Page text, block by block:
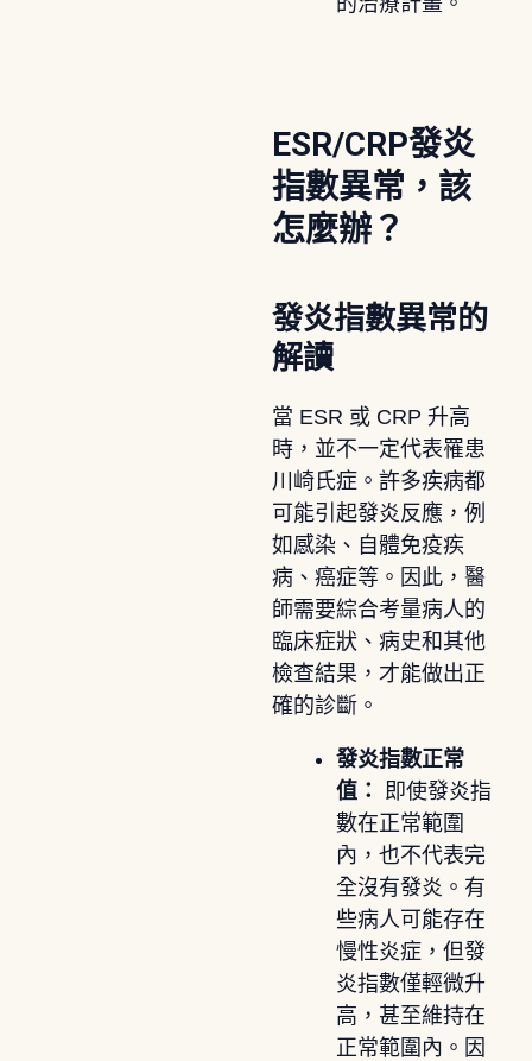
ESR/CRP發炎
指數異常，該
怎麼辦？
發炎指數異常的
解讀
當 ESR 或 CRP 升高
時，並不一定代表罹患
川崎氏症。許多疾病都
可能引起發炎反應，例
如感染、自體免疫疾
病、癌症等。因此，醫
師需要綜合考量病人的
臨床症狀、病史和其他
檢查結果，才能做出正
確的診斷。
發炎指數正常
值：
即使發炎指
數在正常範圍
內，也不代表完
全沒有發炎。有
些病人可能存在
慢性炎症，但發
炎指數僅輕微升
高，甚至維持在
正常範圍內。因